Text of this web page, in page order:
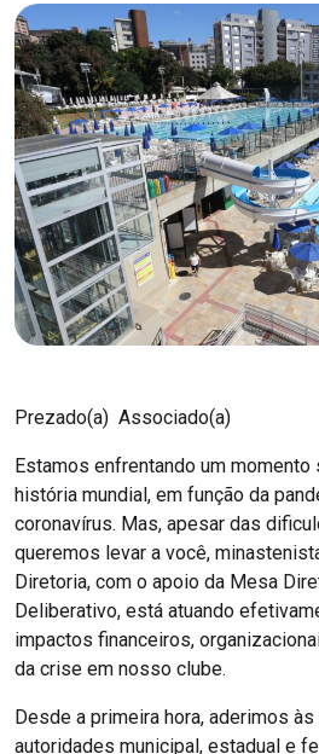
Prezado(a) Associado(a)
Estamos enfrentando um
história mundial, em função da
coronavírus. Mas, apesar das
queremos levar a você,
Diretoria, com o apoio da Mesa
Deliberativo, está atuando
impactos financeiros,
da crise em nosso clube.
Desde a primeira hora, aderimos
autoridades municipal, estadual e